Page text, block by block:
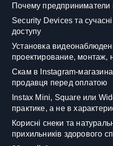
Почему
Security Devices та
доступу
Установка
проектирование, монтаж,
Скам в Instagram-
продавця перед оплатою
Instax Mini, Square или
практике, а не в
Корисні снеки та
прихильників здорового